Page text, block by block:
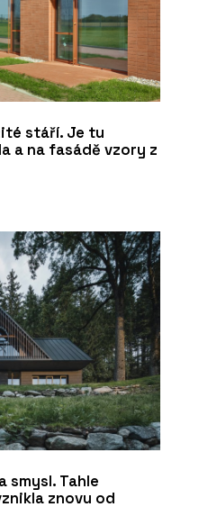
stáří. Je tu
a na fasádě vzory z
smysl. Tahle
znovu od